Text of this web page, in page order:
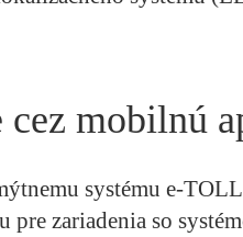
cez mobilnú
systému e-
pre zariadenia so